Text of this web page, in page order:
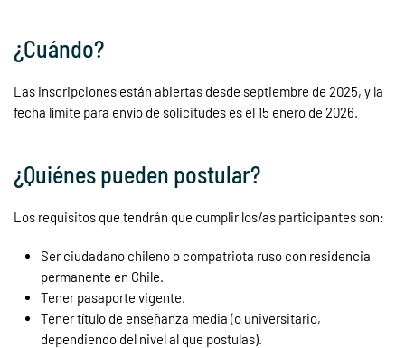
¿Cuándo?
Las inscripciones están abiertas desde septiembre de 2025, y la
fecha límite para envío de solicitudes es el 15 enero de 2026.
¿Quiénes pueden postular?
Los requisitos que tendrán que cumplir los/as participantes son:
Ser ciudadano chileno o compatriota ruso con residencia
permanente en Chile.
Tener pasaporte vigente.
Tener título de enseñanza media (o universitario,
dependiendo del nivel al que postulas).